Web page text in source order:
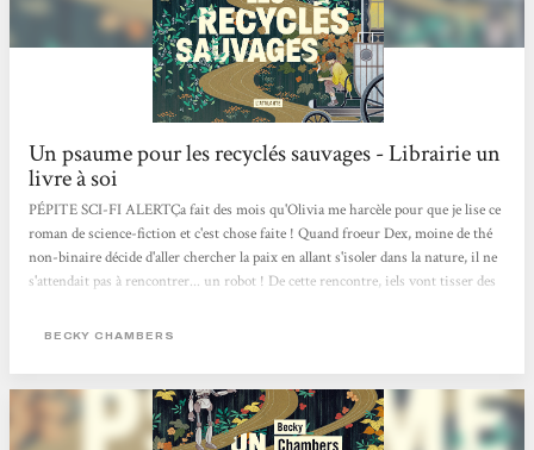
Un psaume pour les recyclés sauvages - Librairie un
livre à soi
PÉPITE SCI-FI ALERTÇa fait des mois qu'Olivia me harcèle pour que je lise ce
roman de science-fiction et c'est chose faite ! Quand froeur Dex, moine de thé
non-binaire décide d'aller chercher la paix en allant s'isoler dans la nature, il ne
s'attendait pas à rencontrer... un robot ! De cette rencontre, iels vont tisser des
Ça se lit en 2 jours max, c'est drôle, touchant, sensible, rempli d'optimisme et
BECKY CHAMBERS